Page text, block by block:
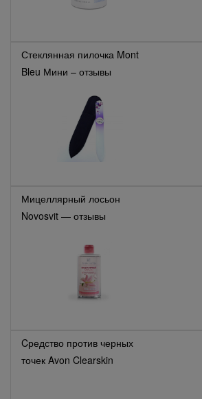
Стеклянная пилочка Mont
Bleu Мини – отзывы
Мицеллярный лосьон
Novosvit — отзывы
Cредство против черных
точек Avon Clearskin